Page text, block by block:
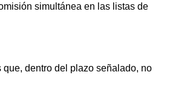
simultánea en las listas de
que, dentro del plazo señalado, no